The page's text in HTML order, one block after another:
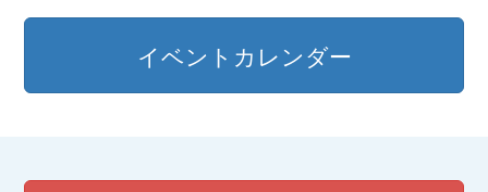
イベントカレンダー